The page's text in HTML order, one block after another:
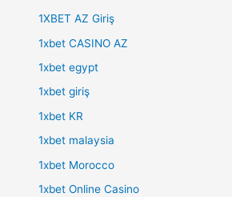
1XBET AZ Giriş
1xbet CASINO AZ
1xbet egypt
1xbet giriş
1xbet KR
1xbet malaysia
1xbet Morocco
1xbet Online Casino